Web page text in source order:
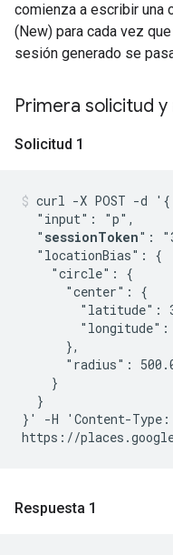
comienza a escribir una
(New) para cada vez
sesión generado se
Primera solicitud
Solicitud 1
curl -X POST -d '{
  "input": "p",
  "
sessionToken":
  "locationBias": {
    "circle": {
      "center": {
"latitude":
"longitude":
      },
"radius":
    }
  }
}' -H 'Content-
Respuesta 1